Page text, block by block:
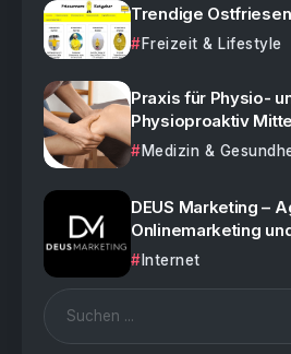
Trendige
Freizeit & Lifestyle
Praxis für Physio-
Physioproaktiv
Medizin &
DEUS Marketing –
Onlinemarketing
Internet